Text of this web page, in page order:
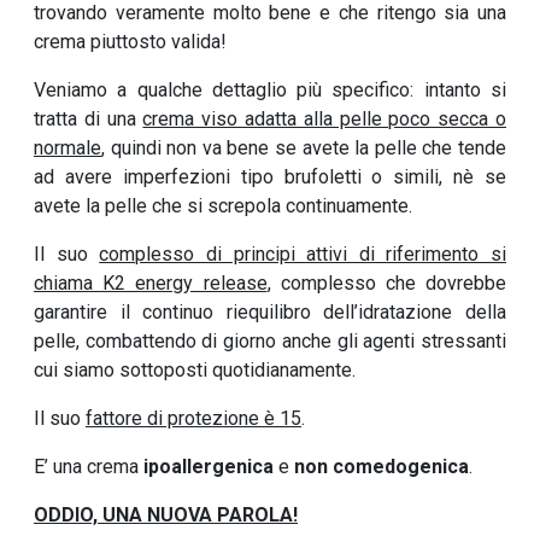
trovando veramente molto bene e che ritengo sia una
crema piuttosto valida!
Veniamo a qualche dettaglio più specifico: intanto si
tratta di unacrema viso adatta alla pelle poco secca o
normale, quindi non va bene se avete la pelle che tende
ad avere imperfezioni tipo brufoletti o simili, nè se
avete la pelle che si screpola continuamente.
Il suocomplesso di principi attivi di riferimento si
chiama K2 energy release, complesso che dovrebbe
garantire il continuo riequilibro dell’idratazione della
pelle, combattendo di giorno anche gli agenti stressanti
cui siamo sottoposti quotidianamente.
Il suo fattore di protezione è 15.
E’ una crema ipoallergenica e non comedogenica.
ODDIO, UNA NUOVA PAROLA!